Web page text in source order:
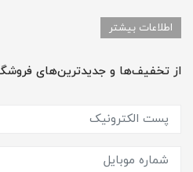
اطلاعات بیشتر
از تخفیف‌ها و جدیدترین‌های